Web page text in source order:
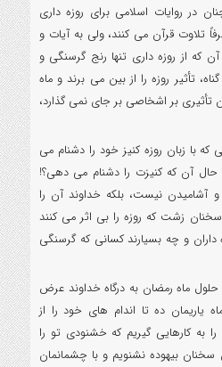
در روایات اسلامی برای روزه داری
تلاوت قرآن می کنند، ولی به آیات و
که از روزه داری تنها رنج گرسنگی و
تأثیر روزه را از بین می برند و ماه
بر اشخاصی بر جای نمی گذارد،
که با زبان روزه کنیز خود را دشنام می
حال آن که کنیزت را دشنام می دهی؟!
آشامیدن نیست، بلکه خداوند آن را
سخنان زشت که روزه را بی اثر می کنند
داران و چه بسیارند کسانی که گرسنگی
ماه رمضان به درگاه خداوند عرض
یاریمان ده تا اندام های خود را از
به کارهایی گیریم که خشنودی تو را
سخنان بیهوده نشنویم و با چشمانمان